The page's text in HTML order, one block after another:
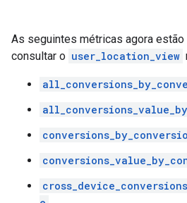
As seguintes métricas agora
consultar o user_location_view